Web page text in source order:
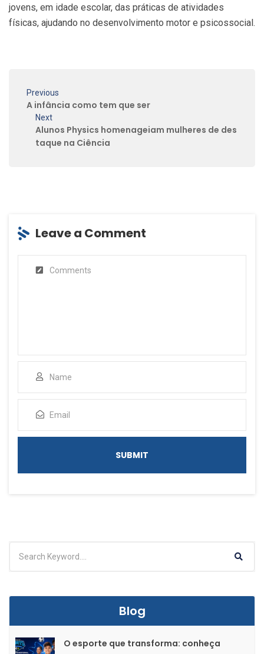
jovens, em idade escolar, das práticas de atividades
físicas, ajudando no desenvolvimento motor e psicossocial.
Previous
A infância como tem que ser
Next
Alunos Physics homenageiam mulheres de des
taque na Ciência
Leave a Comment
Blog
O esporte que transforma: conheça